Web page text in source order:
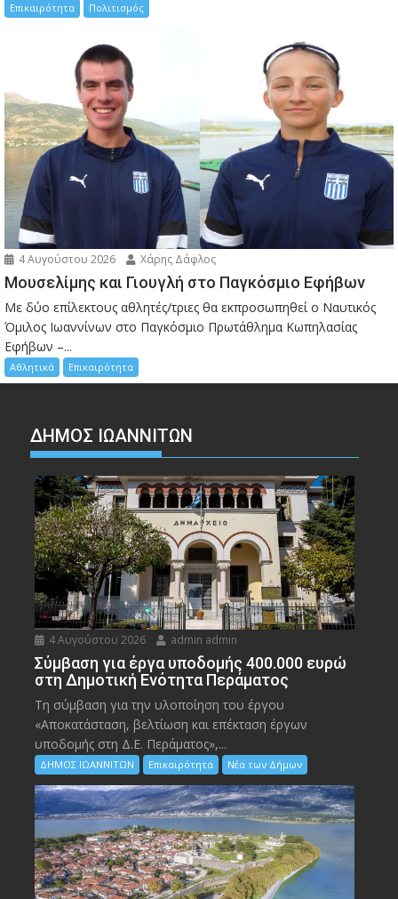
Επικαιρότητα Πολιτισμός
4 Αυγούστου 2026 Χάρης Δάφλος
Μουσελίμης και Γιουγλή στο Παγκόσμιο Εφήβων
Mε δύο επίλεκτους αθλητές/τριες θα εκπροσωπηθεί ο Ναυτικός
Όμιλος Ιωαννίνων στο Παγκόσμιο Πρωτάθλημα Κωπηλασίας
Εφήβων –...
Αθλητικά Επικαιρότητα
ΔΗΜΟΣ ΙΩΑΝΝΙΤΩΝ
4 Αυγούστου 2026 admin admin
Σύμβαση για έργα υποδομής 400.000 ευρώ
στη Δημοτική Ενότητα Περάματος
Τη σύμβαση για την υλοποίηση του έργου
«Αποκατάσταση, βελτίωση και επέκταση έργων
υποδομής στη Δ.Ε. Περάματος»,...
ΔΗΜΟΣ ΙΩΑΝΝΙΤΩΝ Επικαιρότητα Νέα των Δήμων